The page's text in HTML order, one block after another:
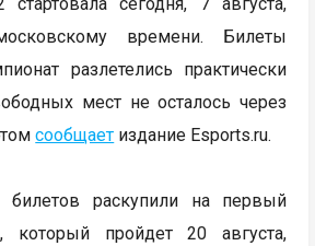
времени. Билеты
разлетелись практически
мест не осталось через
сообщает издание Esports.ru.
раскупили на первый
который пройдет 20 августа,